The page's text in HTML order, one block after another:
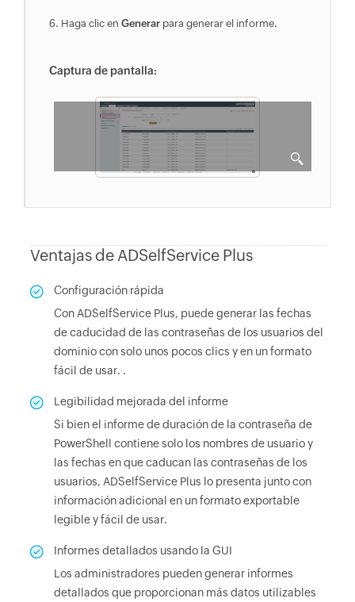
Haga clic enGenerar para generar el informe.
Captura de pantalla:
Ventajas de ADSelfService Plus
Configuración rápida
Con ADSelfService Plus, puede generar las fechas
de caducidad de las contraseñas de los usuarios del
dominio con solo unos pocos clics y en un formato
fácil de usar. .
Legibilidad mejorada del informe
Si bien el informe de duración de la contraseña de
PowerShell contiene solo los nombres de usuario y
las fechas en que caducan las contraseñas de los
usuarios, ADSelfService Plus lo presenta junto con
información adicional en un formato exportable
legible y fácil de usar.
Informes detallados usando la GUI
Los administradores pueden generar informes
detallados que proporcionan más datos utilizables